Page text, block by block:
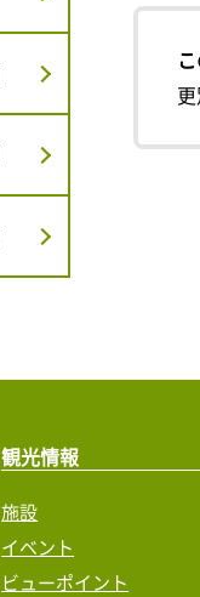
観光情報
施設
イベント
ビューポイント